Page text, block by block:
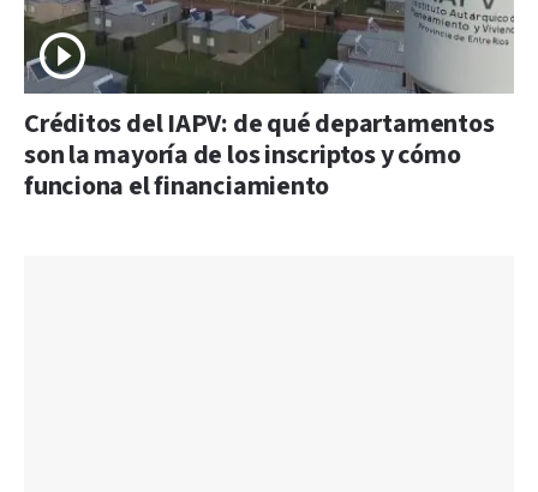
Créditos del IAPV: de qué departamentos
son la mayoría de los inscriptos y cómo
funciona el financiamiento